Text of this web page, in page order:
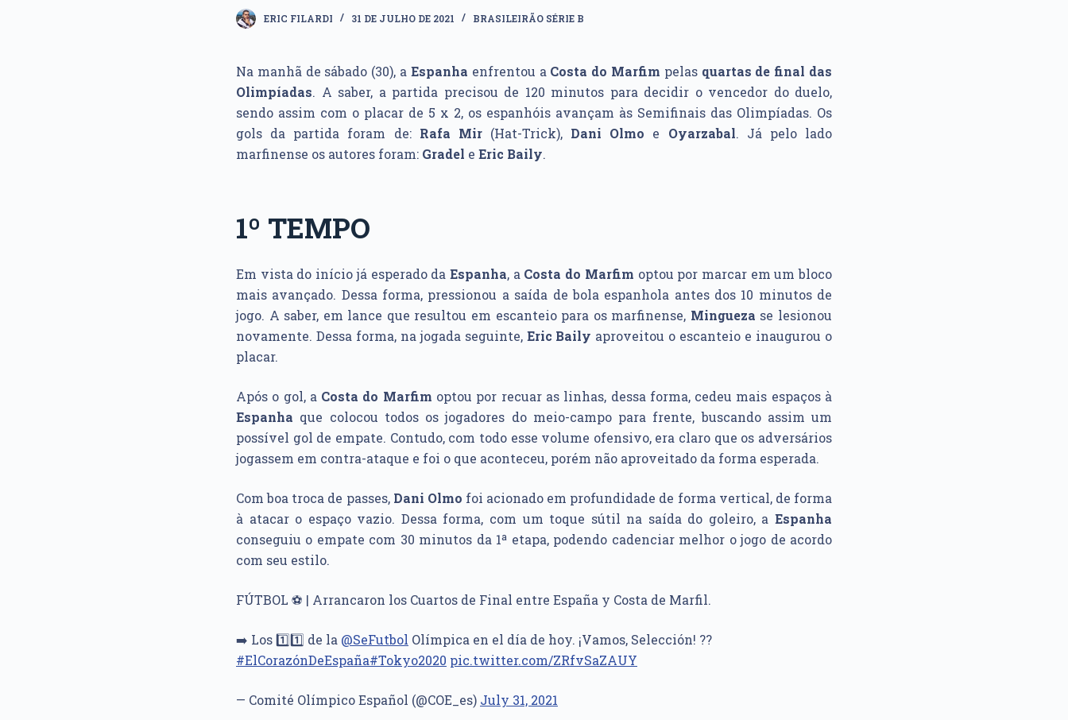
ERIC FILARDI 31 DE JULHO DE 2021 BRASILEIRÃO SÉRIE B
Na manhã de sábado (30), a Espanha enfrentou a Costa do Marfim pelas quartas de final das
Olimpíadas. A saber, a partida precisou de 120 minutos para decidir o vencedor do duelo,
sendo assim com o placar de 5 x 2, os espanhóis avançam às Semifinais das Olimpíadas. Os
gols da partida foram de: Rafa Mir(Hat-Trick), Dani Olmo e Oyarzabal. Já pelo lado
marfinense os autores foram: Gradel e Eric Baily.
1º TEMPO
Em vista do início já esperado da Espanha, a Costa do Marfim optou por marcar em um bloco
mais avançado. Dessa forma, pressionou a saída de bola espanhola antes dos 10 minutos de
jogo. A saber, em lance que resultou em escanteio para os marfinense, Mingueza se lesionou
novamente. Dessa forma, na jogada seguinte, Eric Baily aproveitou o escanteio e inaugurou o
placar.
Após o gol, a Costa do Marfim optou por recuar as linhas, dessa forma, cedeu mais espaços à
Espanha que colocou todos os jogadores do meio-campo para frente, buscando assim um
possível gol de empate. Contudo, com todo esse volume ofensivo, era claro que os adversários
jogassem em contra-ataque e foi o que aconteceu, porém não aproveitado da forma esperada.
Com boa troca de passes, Dani Olmo foi acionado em profundidade de forma vertical, de forma
à atacar o espaço vazio. Dessa forma, com um toque sútil na saída do goleiro, a Espanha
conseguiu o empate com 30 minutos da 1ª etapa, podendo cadenciar melhor o jogo de acordo
com seu estilo.
FÚTBOL ⚽ | Arrancaron los Cuartos de Final entre España y Costa de Marfil.
➡️ Los 1️⃣1️⃣ de la @SeFutbol Olímpica en el día de hoy. ¡Vamos, Selección! ??
#ElCorazónDeEspaña#Tokyo2020 pic.twitter.com/ZRfvSaZAUY
— Comité Olímpico Español (@COE_es) July 31, 2021